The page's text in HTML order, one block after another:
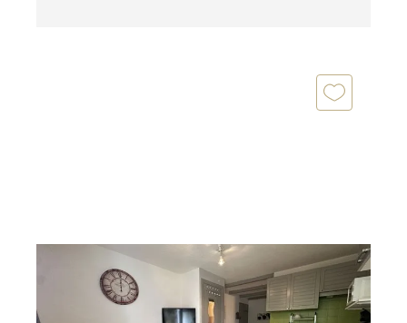
ST MICHEL DE CHAILLOL 05
2, 1 pièce
Ref : 728